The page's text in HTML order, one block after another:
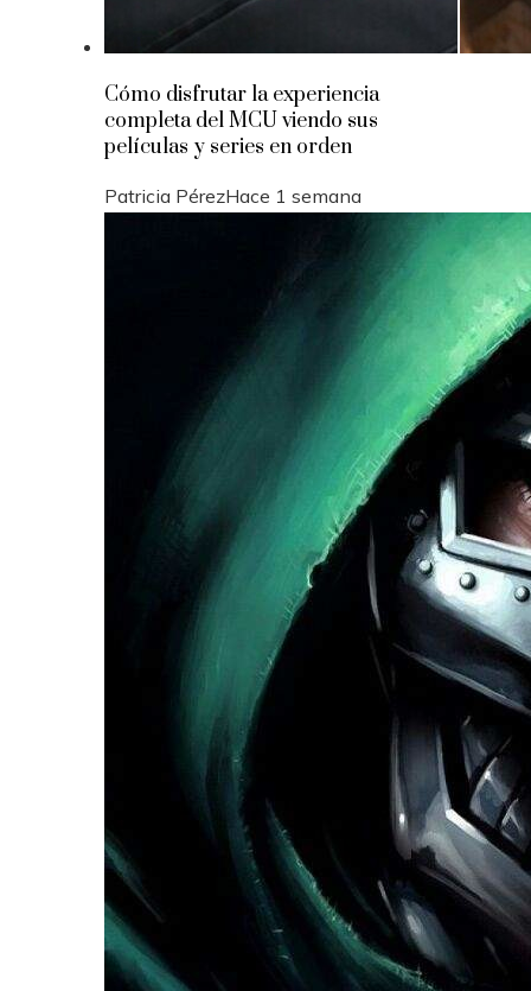
Cómo disfrutar la experiencia
completa del MCU viendo sus
películas y series en orden
Patricia PérezHace 1 semana